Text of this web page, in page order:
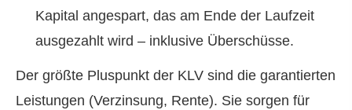
Kapital angespart, das am Ende der Laufzeit
ausgezahlt wird – inklusive Überschüsse.
Der größte Pluspunkt der KLV sind die garantierten
Leistungen (Verzinsung, Rente). Sie sorgen für